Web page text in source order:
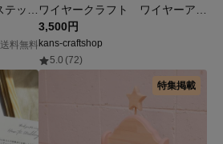
送料無料
3,500円
kans-craftshop
5.0 (72)
特集掲載